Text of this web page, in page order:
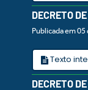
DECRETO
Publicada em
Texto
DECRETO